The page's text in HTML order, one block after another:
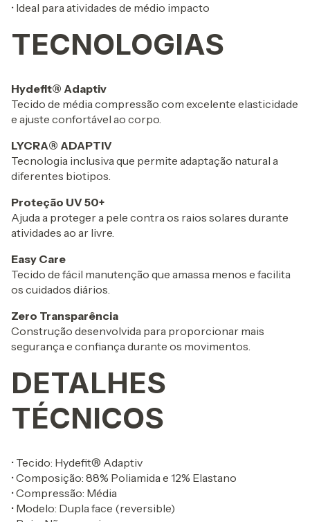
• Ideal para atividades de médio impacto
TECNOLOGIAS
Hydefit® Adaptiv
Tecido de média compressão com excelente elasticidade
e ajuste confortável ao corpo.
LYCRA® ADAPTIV
Tecnologia inclusiva que permite adaptação natural a
diferentes biotipos.
Proteção UV 50+
Ajuda a proteger a pele contra os raios solares durante
atividades ao ar livre.
Easy Care
Tecido de fácil manutenção que amassa menos e facilita
os cuidados diários.
Zero Transparência
Construção desenvolvida para proporcionar mais
segurança e confiança durante os movimentos.
DETALHES
TÉCNICOS
• Tecido: Hydefit® Adaptiv
• Composição: 88% Poliamida e 12% Elastano
• Compressão: Média
• Modelo: Dupla face (reversible)